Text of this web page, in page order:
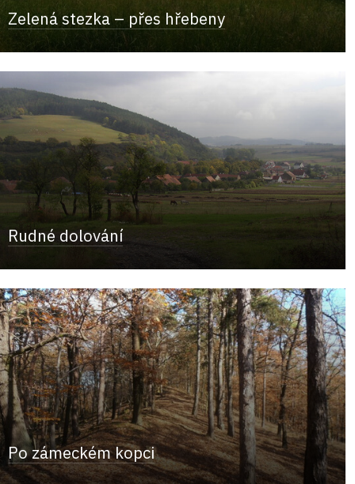
Zelená stezka – přes hřebeny
Rudné dolování
Po zámeckém kopci